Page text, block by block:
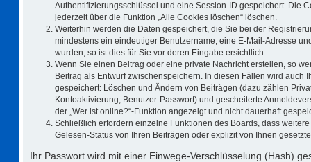
Authentifizierungsschlüssel und eine Session-ID gespeichert. Die
jederzeit über die Funktion „Alle Cookies löschen“ löschen.
Weiterhin werden die Daten gespeichert, die Sie bei der
mindestens ein eindeutiger Benutzername, eine E-Mail-Adresse
wurden, so ist dies für Sie vor deren Eingabe ersichtlich.
Wenn Sie einen Beitrag oder eine private Nachricht erstellen, so
Beitrag als Entwurf zwischenspeichern. In diesen Fällen wird
gespeichert: Löschen und Ändern von Beiträgen (dazu zählen
Kontoaktivierung, Benutzer-Passwort) und gescheiterte
der „Wer ist online?“-Funktion angezeigt und nicht dauerhaft
Schließlich erfordern einzelne Funktionen des Boards, dass
Gelesen-Status von Ihren Beiträgen oder explizit von Ihnen
Ihr Passwort wird mit einer Einwege-Verschlüsselung (Hash)